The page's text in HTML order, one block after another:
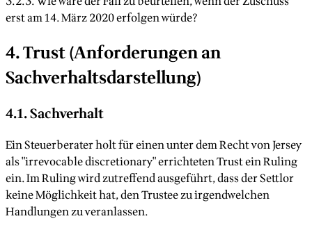
erst am 14. März 2020 erfolgen würde?
4. Trust (Anforderungen an
Sachverhaltsdarstellung)
4.1. Sachverhalt
Ein Steuerberater holt für einen unter dem Recht von Jersey
als "irrevocable discretionary" errichteten Trust ein Ruling
ein. Im Ruling wird zutreffend ausgeführt, dass der Settlor
keine Möglichkeit hat, den Trustee zu irgendwelchen
Handlungen zu veranlassen.